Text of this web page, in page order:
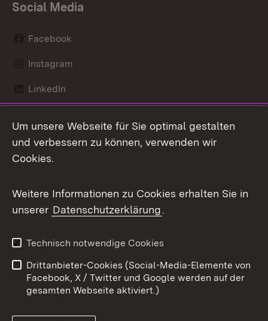
Social Media
Facebook
Instagram
LinkedIn
X / Twitter
Youtube
Kontakt
Datenschutz
Barrierefreiheit
Impressum
Cookies
Um unsere Webseite für Sie optimal gestalten
und verbessern zu können, verwenden wir
Cookies.
Weitere Informationen zu Cookies erhalten Sie in
unserer Datenschutzerklärung.
Technisch notwendige Cookies
Drittanbieter-Cookies (Social-Media-Elemente von
Facebook, X / Twitter und Google werden auf der
gesamten Webseite aktiviert.)